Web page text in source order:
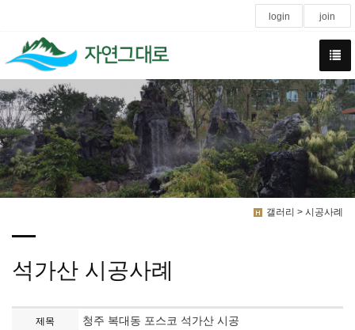
login join
갤러리 > 시공사례
석가산 시공사례
제목 청주 복대동 포스코 석가산 시공